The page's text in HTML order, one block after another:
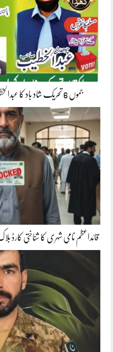
جموں 6 تحریک شاد باد کا عبدالخطیب چودھری کی حمایت کا اعلان
قائداعظم نامی شہری کا شناختی کارڈ